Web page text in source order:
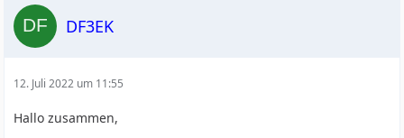
DF3EK
12. Juli 2022 um 11:55
Hallo zusammen,